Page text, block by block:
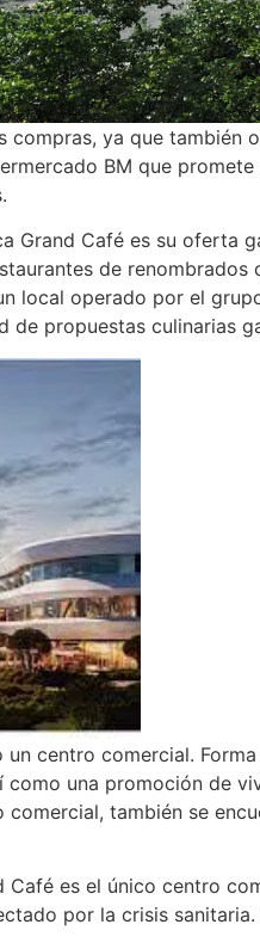
compras, ya que
BM que
Grand Café es su
de
local operado por el
de propuestas culinarias
un centro comercial.
una promoción de
también se
Café es el único centro
por la crisis